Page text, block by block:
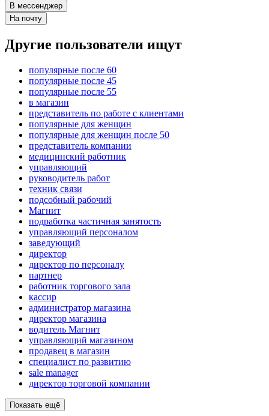
В мессенджер
На почту
Другие пользователи ищут
популярные после 60
популярные после 45
популярные после 55
в магазин
представитель по работе с клиентами
популярные для женщин
популярные для женщин после 50
представитель компании
медицинский работник
управляющий
руководитель работ
техник связи
подсобный рабочий
Магнит
подработка частичная занятость
управляющий персоналом
заведующий
директор
директор по персоналу
партнер
работник торгового зала
кассир
администратор магазина
директор магазина
водитель Магнит
управляющий магазином
продавец в магазин
специалист по развитию
sale manager
директор торговой компании
Показать ещё